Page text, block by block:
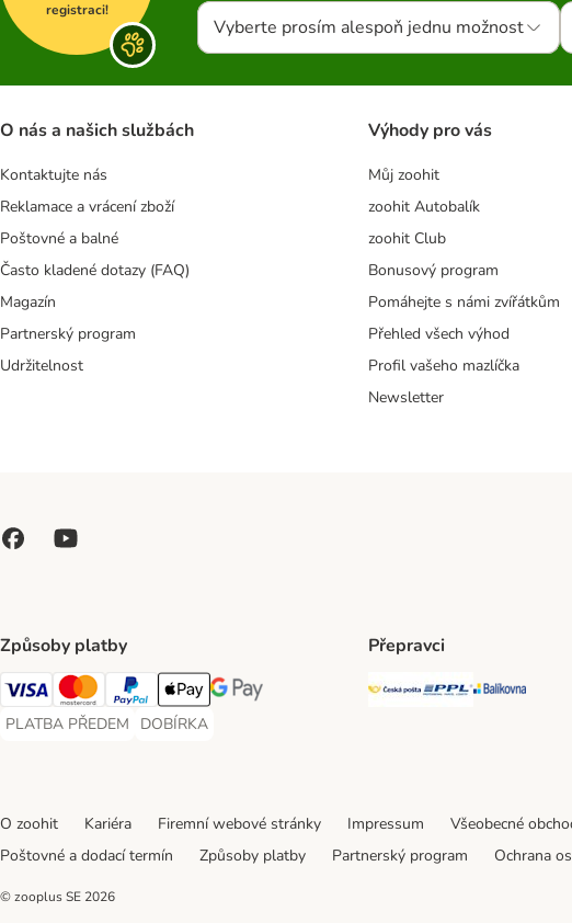
registraci!
Vyberte prosím alespoň jednu možnost
O nás a našich službách
Kontaktujte nás
Reklamace a vrácení zboží
Poštovné a balné
Často kladené dotazy (FAQ)
Magazín
Partnerský program
Udržitelnost
Výhody pro vás
Můj zoohit
zoohit Autobalík
zoohit Club
Bonusový program
Pomáhejte s námi zvířátkům
Přehled všech výhod
Profil vašeho mazlíčka
Newsletter
Způsoby platby
Visa Payment Method
Mastercard Payment Method
PayPal Payment Method
Apple pay Payment Method
GooglePay Payment Method
PLATBA PŘEDEM
PLATBA PŘEDEM Payment Method
DOBÍRKA
DOBÍRKA Payment Method
Přepravci
Česká pošta Shipping
PPL Shipping
O zoohit Kariéra Firemní webové stránky Impressum Všeobecné
Poštovné a dodací termín
Způsoby platby Partnerský program Ochrana
© zooplus SE 2026